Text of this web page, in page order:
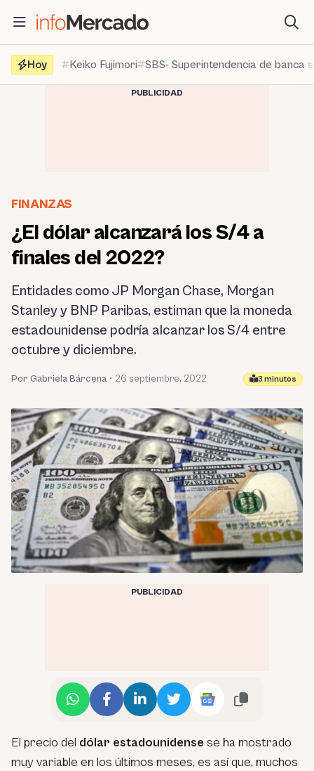
contenido
Hoy
Keiko Fujimori SBS- Superintendencia de banca
PUBLICIDAD
FINANZAS
¿El dólar alcanzará los S/4 a
finales del 2022?
Entidades como JP Morgan Chase, Morgan
Stanley y BNP Paribas, estiman que la moneda
estadounidense podría alcanzar los S/4 entre
octubre y diciembre.
Por Gabriela Bárcena • 26 septiembre, 2022 3 minutos
PUBLICIDAD
El precio del dólar estadounidense se ha mostrado
muy variable en los últimos meses, es así que, muchos